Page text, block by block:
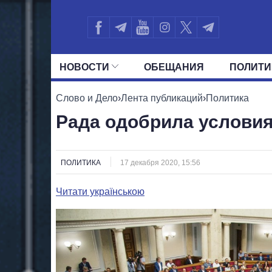
НОВОСТИ ОБЕЩАНИЯ
ВСЕ ПОЛИТИКИ ПРЕЗИДЕНТ И
Слово и Дело›Лента публикаций›Политика
Рада одобрила
ПОЛИТИКА 17 декабря 2020, 15:56
Читати українською